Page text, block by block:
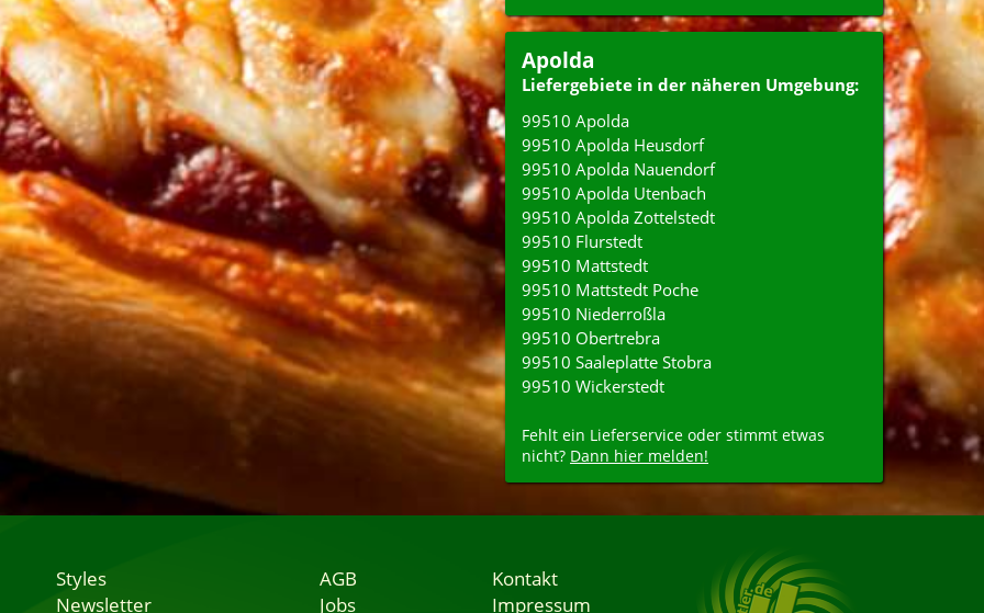
Apolda
Liefergebiete in der näheren Umgebung:
99510 Apolda
99510 Apolda Heusdorf
99510 Apolda Nauendorf
99510 Apolda Utenbach
99510 Apolda Zottelstedt
99510 Flurstedt
99510 Mattstedt
99510 Mattstedt Poche
99510 Niederroßla
99510 Obertrebra
99510 Saaleplatte Stobra
99510 Wickerstedt
Fehlt ein Lieferservice oder stimmt etwas
nicht? Dann hier melden!
Styles
Newsletter
AGB
Jobs
Kontakt
Impressum